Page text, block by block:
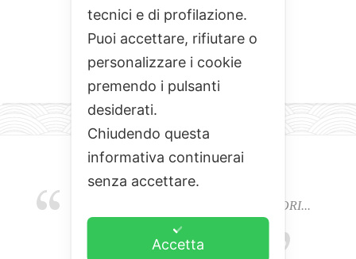
EMOZIONI, COLORI, ODORI E SAPORI...
L'ALCHIMIA DEL BUON CIBO
tecnici e di profilazione.
Puoi accettare, rifiutare o
personalizzare i cookie
premendo i pulsanti
desiderati.
Chiudendo questa
informativa continuerai
senza accettare.
Accetta